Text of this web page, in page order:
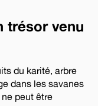
trésor venu
du karité, arbre
dans les savanes
peut être